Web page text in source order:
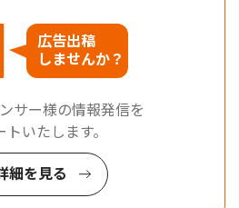
広告出稿
しませんか？
サー様の情報発信を
トいたします。
細を見る